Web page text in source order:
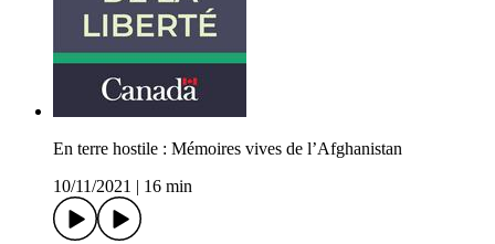
En terre hostile : Mémoires vives de l’Afghanistan
10/11/2021
16 min